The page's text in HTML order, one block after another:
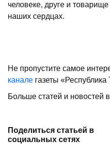
человеке, друге и
наших сердцах.
Не пропустите самое
канале газеты «Республика
Больше статей и новостей в
Поделиться статьей в
социальных сетях